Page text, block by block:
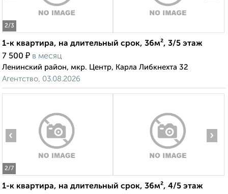
2/3
1-к квартира, на длительный срок, 36м², 3/5 этаж
7 500 ₽ в месяц
Ленинский район, мкр. Центр, Карла Либкнехта 32
Агентство, 03.08.2026
2/7
‹ ›
1-к квартира, на длительный срок, 36м², 4/5 этаж